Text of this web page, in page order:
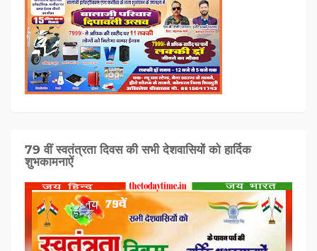
79 वीं स्वतंत्रता दिवस की सभी देशवासियों को हार्दिक
शुभकामनाऐं